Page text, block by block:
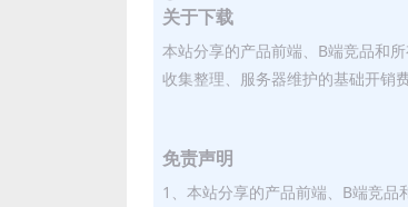
关于下载
本站分享的产品前端、B端竞品和
收集整理、服务器维护的基础开销
免责声明
1、本站分享的产品前端、B端竞